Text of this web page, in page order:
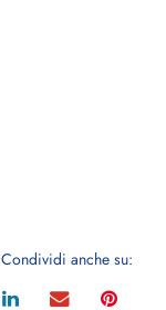
Condividi anche su: